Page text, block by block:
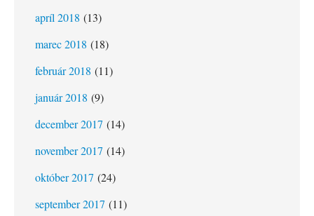
apríl 2018 (13)
marec 2018 (18)
február 2018 (11)
január 2018 (9)
december 2017 (14)
november 2017 (14)
október 2017 (24)
september 2017 (11)